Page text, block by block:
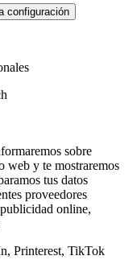
configuración
sobre
web y te mostraremos
tus datos
proveedores
online,
Printerest, TikTok